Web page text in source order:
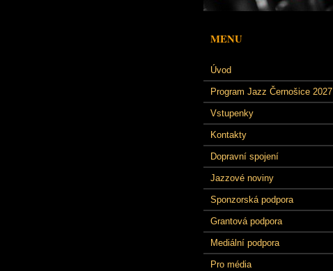
MENU
Úvod
Program Jazz Černošice 2027
Vstupenky
Kontakty
Dopravní spojení
Jazzové noviny
Sponzorská podpora
Grantová podpora
Mediální podpora
Pro média